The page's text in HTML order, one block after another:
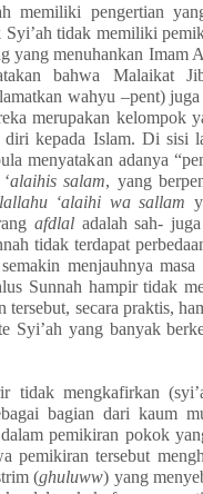
memiliki pengertian
tidak memiliki
yang menuhankan Imam
bahwa Malaikat
wahyu –pent)
merupakan kelompok
kepada Islam. Di sisi
menyatakan adanya
alaihis salam, yang
‘alaihi wa sallam
afdlal adalah sah-
tidak terdapat
menjauhnya
Sunnah hampir tidak
tersebut, secara praktis,
Syi’ah yang banyak
tidak mengkafirkan
bagian dari kaum
pemikiran pokok
pemikiran tersebut
(ghuluww) yang